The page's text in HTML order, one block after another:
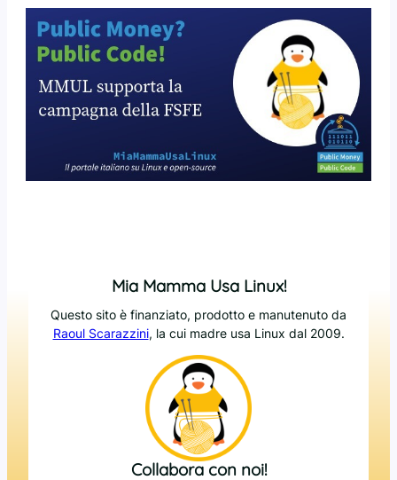
Mia Mamma Usa Linux!
Questo sito è finanziato, prodotto e manutenuto da
Raoul Scarazzini, la cui madre usa Linux dal 2009.
Collabora con noi!